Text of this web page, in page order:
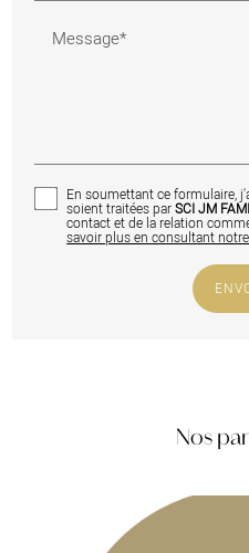
Message*
En soumettant ce formulaire,
soient traitées parSCI JM
contact et de la relation
savoir plus en consultant
Nos